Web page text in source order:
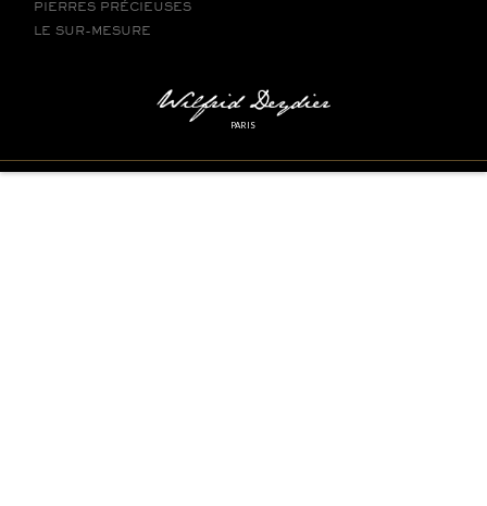
PIERRES PRÉCIEUSES
LE SUR-MESURE
PARIS